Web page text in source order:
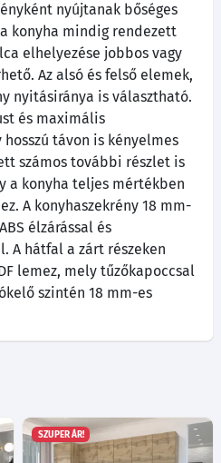
nyújtanak bőséges
konyha mindig rendezett
elhelyezése jobbos vagy
Az alsó és felső elemek,
nyitásiránya is választható.
és maximális
távon is kényelmes
számos további részlet is
a konyha teljes mértékben
A konyhaszekrény 18 mm-
élzárással és
A hátfal a zárt részeken
lemez, mely tűzőkapoccsal
szintén 18 mm-es
SZUPER ÁR!